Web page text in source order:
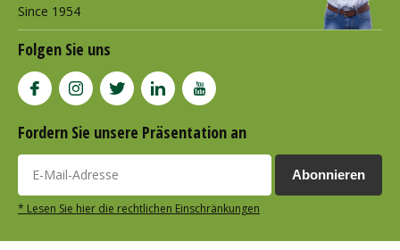
Since 1954
Folgen Sie uns
Fordern Sie unsere Präsentation an
Abonnieren
* Lesen Sie hier die rechtlichen Einschränkungen